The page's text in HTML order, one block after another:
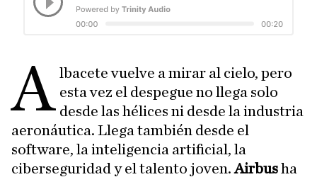
A lbacete vuelve a mirar al cielo, pero
esta vez el despegue no llega solo
desde las hélices ni desde la industria
aeronáutica. Llega también desde el
software, la inteligencia artificial, la
ciberseguridad y el talento joven.Airbusha